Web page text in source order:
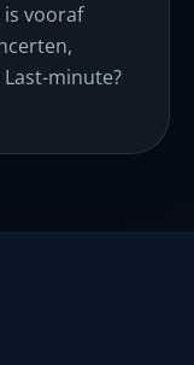
is vooraf
minute?